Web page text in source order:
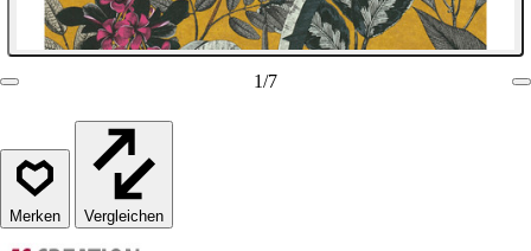
1/7
Vergleichen